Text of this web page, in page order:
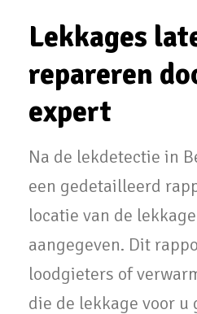
Lekkages
repareren
expert
Na de lekdetectie in
een gedetailleerd
locatie van de
aangegeven. Dit
loodgieters of
die de lekkage voor u